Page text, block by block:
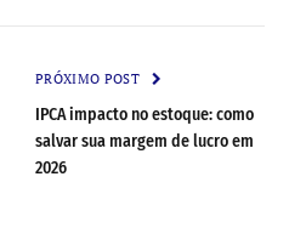
PRÓXIMO POST
IPCA impacto no estoque: como
salvar sua margem de lucro em
2026